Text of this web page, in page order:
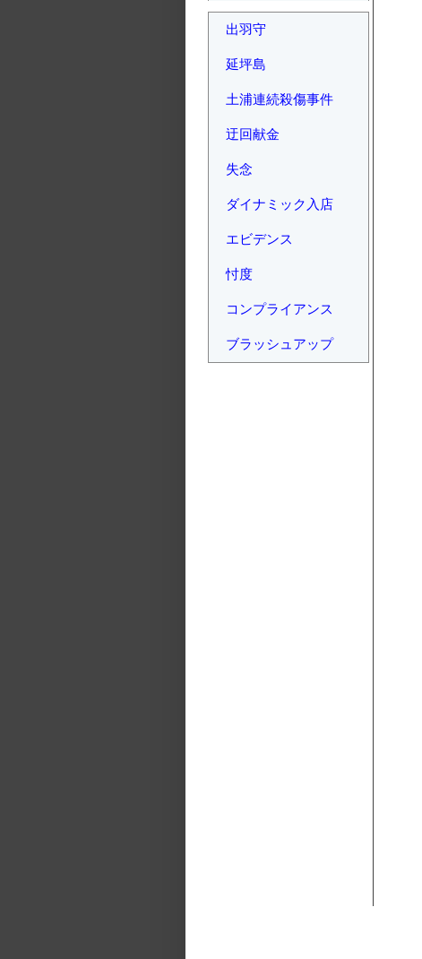
出羽守
延坪島
土浦連続殺傷事件
迂回献金
失念
ダイナミック入店
エビデンス
忖度
コンプライアンス
ブラッシュアップ